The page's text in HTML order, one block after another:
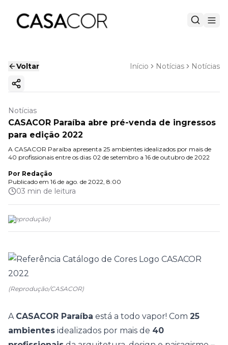
Voltar Início Notícias Notícias
Copiar link
Notícias
CASACOR Paraíba abre pré-venda de ingressos
para edição 2022
A CASACOR Paraíba apresenta 25 ambientes idealizados por mais de
40 profissionais entre os dias 02 de setembro a 16 de outubro de 2022
Por Redação
Publicado em 16 de ago. de 2022, 8:00
03 min de leitura
(Reprodução)
(Reprodução/CASACOR)
A CASACOR Paraíba está a todo vapor! Com 25
ambientes idealizados por mais de 40